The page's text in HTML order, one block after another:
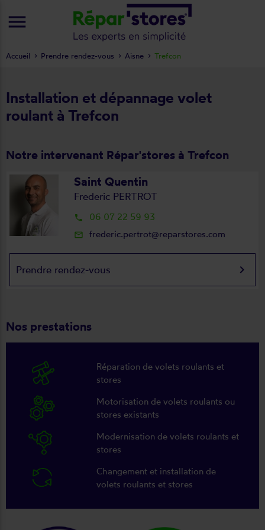
Installation et dépannage volet
roulant à Trefcon
Notre intervenant Répar'stores à Trefcon
Saint Quentin
Frederic PERTROT
local_phone 06 07 22 59 93
mail_outline frederic.pertrot@reparstores.com
Prendre rendez-vous keyboard_arrow_right
Nos prestations
Réparation de volets roulants et
stores
Motorisation de volets roulants ou
stores existants
Modernisation de volets roulants et
stores
Changement et installation de
volets roulants et stores
Accueil Prendre rendez-vous Aisne Trefcon
menu